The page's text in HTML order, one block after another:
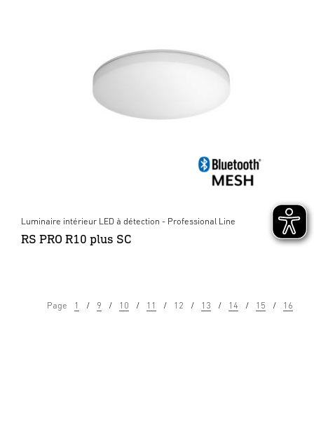
Luminaire intérieur LED à détection - Professional Line
RS PRO R10 plus SC
Page 1 9 10 11 12 13 14 15 16